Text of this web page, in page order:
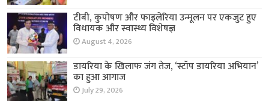
टीबी, कुपोषण और फाइलेरिया उन्मूलन पर एकजुट हुए
विधायक और स्वास्थ्य विशेषज्ञ
August 4, 2026
डायरिया के खिलाफ जंग तेज, ‘स्टॉप डायरिया अभियान’
का हुआ आगाज
July 29, 2026